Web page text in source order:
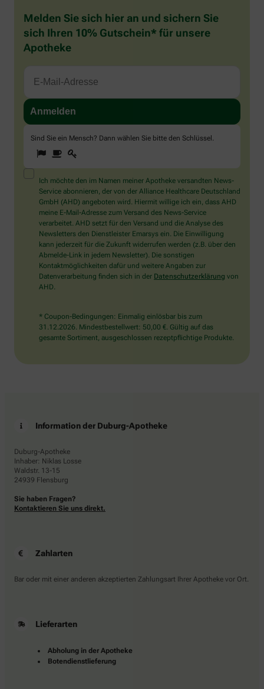
Melden Sie sich hier an und sichern Sie
sich Ihren 10% Gutschein* für unsere
Apotheke
Sind Sie ein Mensch? Dann wählen Sie bitte den Schlüssel
Sind
Sie
ein
Mensch?
Dann
wählen
Sie
bitte
den
Schlüssel.
1 2
Ich möchte den im Namen meiner Apotheke versandten News-
Service abonnieren, der von der Alliance Healthcare Deutschland
GmbH (AHD) angeboten wird. Hiermit willige ich ein, dass AHD
meine E-Mail-Adresse zum Versand des News-Service
verarbeitet. AHD setzt für den Versand und die Analyse des
Newsletters den Dienstleister Emarsys ein. Die Einwilligung
kann jederzeit für die Zukunft widerrufen werden (z.B. über den
Abmelde-Link in jedem Newsletter). Die sonstigen
Kontaktmöglichkeiten dafür und weitere Angaben zur
Datenverarbeitung finden sich in der Datenschutzerklärung von
AHD.
* Coupon-Bedingungen: Einmalig einlösbar bis zum
31.12.2026. Mindestbestellwert: 50,00 €. Gültig auf das
gesamte Sortiment, ausgeschlossen rezeptpflichtige Produkte.
Information der Duburg-Apotheke
Duburg-Apotheke
Inhaber: Niklas Losse
Waldstr. 13-15
24939 Flensburg
Sie haben Fragen?
Kontaktieren Sie uns direkt.
Zahlarten
Bar oder mit einer anderen akzeptierten Zahlungsart Ihrer Apotheke vor Ort.
Lieferarten
Abholung in der Apotheke
Botendienstlieferung